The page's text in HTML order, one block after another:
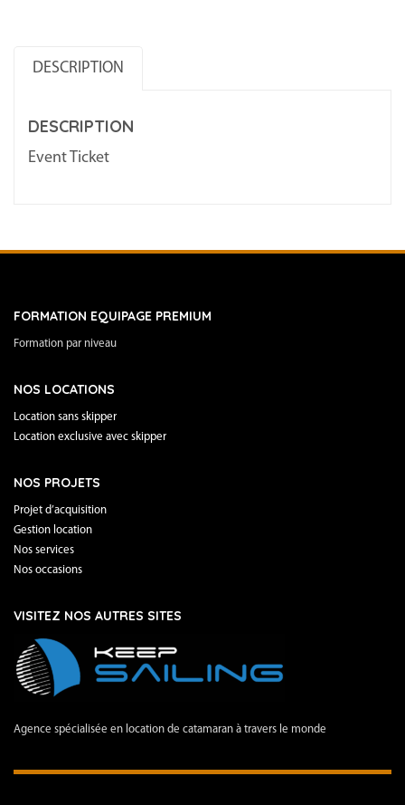
compris
2025/09/05
DESCRIPTION
DESCRIPTION
Event Ticket
FORMATION EQUIPAGE PREMIUM
Formation par niveau
NOS LOCATIONS
Location sans skipper
Location exclusive avec skipper
NOS PROJETS
Projet d’acquisition
Gestion location
Nos services
Nos occasions
VISITEZ NOS AUTRES SITES
Agence spécialisée en location de catamaran à travers le monde